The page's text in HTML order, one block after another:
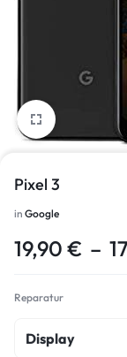
Pixel 3
in Google
19,90 € –
Reparatur
Display